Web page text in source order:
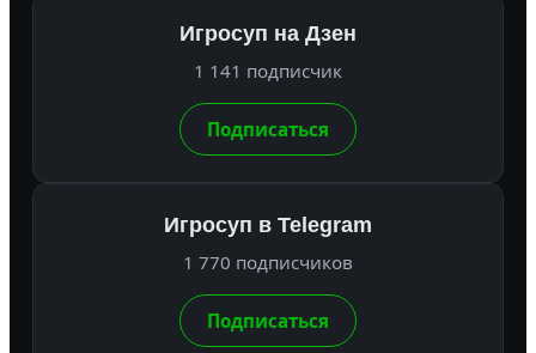
Игросуп на Дзен
1 141 подписчик
Подписаться
Игросуп в Telegram
1 770 подписчиков
Подписаться